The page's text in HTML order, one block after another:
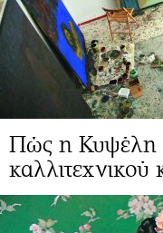
Πώς η Κυψέλη
καλλιτεχνικού